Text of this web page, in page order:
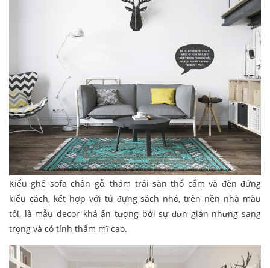
Kiểu ghế sofa chân gỗ, thảm trải sàn thổ cẩm và đèn đứng
kiểu cách, kết hợp với tủ đựng sách nhỏ, trên nền nhà màu
tối, là mẫu decor khá ấn tượng bởi sự đơn giản nhưng sang
trọng và có tính thẩm mĩ cao.